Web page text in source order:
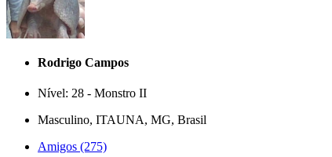
Rodrigo Campos
Nível: 28 - Monstro II
Masculino, ITAUNA, MG, Brasil
Amigos (275)